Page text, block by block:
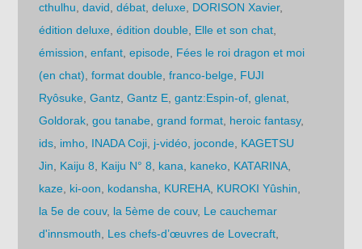
cthulhu ,david ,débat ,deluxe DORISON Xavier,
édition deluxe ,édition double Elle et son chat
émission ,enfant ,episode Fées le roi dragon et moi
(en chat) ,format double ,franco-belge FUJI
Ryôsuke ,Gantz ,Gantz E ,gantz:Espin-of ,glenat
Goldorak ,gou tanabe ,grand format heroic fantasy,
ids imho INADA Coji j-vidéo joconde KAGETSU
Jin
Kaiju 8 Kaiju N° 8 kana kaneko KATARINA
kaze ki-oon kodansha KUREHA KUROKI Yûshin
la 5e de couv, la 5ème de couv, Le cauchemar
d'innsmouth
Les chefs-d’œuvres de Lovecraft